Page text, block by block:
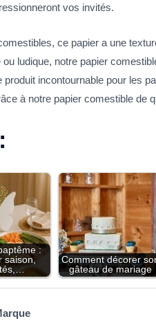
vos invités.
ce papier a une
ludique, notre papier
incontournable pour les
à notre papier comestible de
:
saison,
Comment décorer
gâteau de mariage